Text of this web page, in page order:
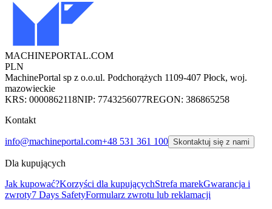
MACHINEPORTAL.COM
PLN
MachinePortal sp z o.o.ul. Podchorążych 1109-407 Płock, woj.
mazowieckie
KRS: 0000862118NIP: 7743256077REGON: 386865258
Kontakt
info@machineportal.com+48 531 361 100 Skontaktuj się z nami
Dla kupujących
Jak kupować?Korzyści dla kupującychStrefa marekGwarancja i
zwroty7 Days SafetyFormularz zwrotu lub reklamacji